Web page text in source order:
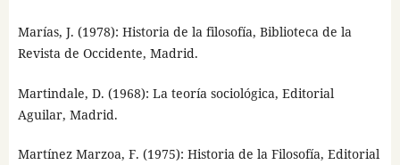
Marías, J. (1978): Historia de la filosofía, Biblioteca de la
Revista de Occidente, Madrid.
Martindale, D. (1968): La teoría sociológica, Editorial
Aguilar, Madrid.
Martínez Marzoa, F. (1975): Historia de la Filosofía, Editorial